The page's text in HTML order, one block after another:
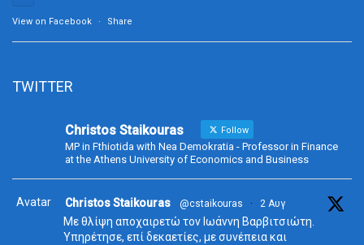
View on Facebook · Share
TWITTER
Christos Staikouras Follow
MP in Fthiotida with Nea Demokratia - Professor in Finance
at the Athens University of Economics and Business
Avatar Christos Staikouras @cstaikouras · 2 Αυγ
Με θλίψη αποχαιρετώ τον Ιωάννη Βαρβιτσιώτη.
Υπηρέτησε, επί δεκαετίες, με συνέπεια και